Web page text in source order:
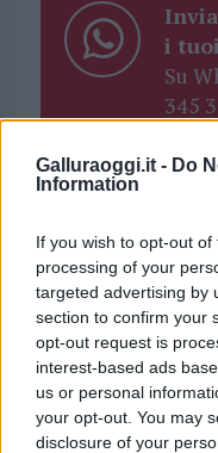
Galluraoggi.it - Do
Information
If you wish to opt-out
processing of your
targeted advertising by
section to confirm your
opt-out request is
interest-based ads
us or personal
your opt-out. You may
disclosure of your
i
Su
345